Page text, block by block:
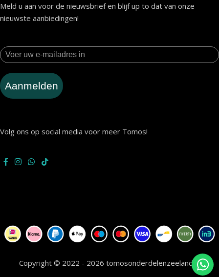
Meld u aan voor de nieuwsbrief en blijf up to dat van onze
nieuwste aanbiedingen!
Aanmelden
Volg ons op social media voor meer Tomos!
Copyright © 2022 - 2026 tomosonderdelenzeeland.nl